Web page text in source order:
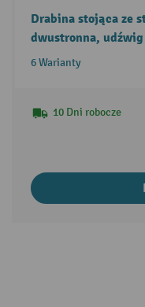
Drabina stojąca ze
dwustronna, udźwig
6 Warianty
10 Dni robocze